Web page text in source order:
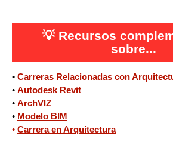
💡 Recursos
sobre...
• Carreras Relacionadas con
• Autodesk Revit
• ArchVIZ
• Modelo BIM
• Carrera en Arquitectura